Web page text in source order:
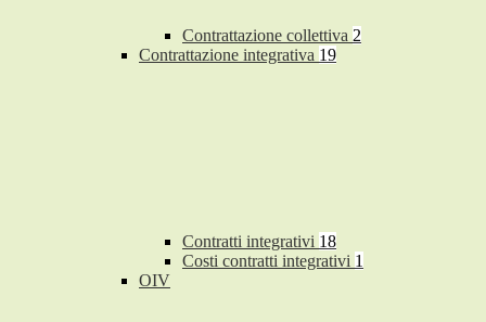
Contrattazione collettiva 2
Contrattazione integrativa 19
Contratti integrativi 18
Costi contratti integrativi 1
OIV